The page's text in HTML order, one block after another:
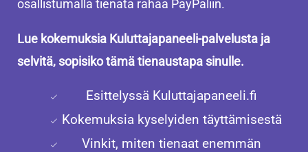
osallistumalla tienata rahaa PayPaliin.
Lue kokemuksia Kuluttajapaneeli-palvelusta ja
selvitä, sopisiko tämä tienaustapa sinulle.
Esittelyssä Kuluttajapaneeli.fi
Kokemuksia kyselyiden täyttämisestä
Vinkit, miten tienaat enemmän